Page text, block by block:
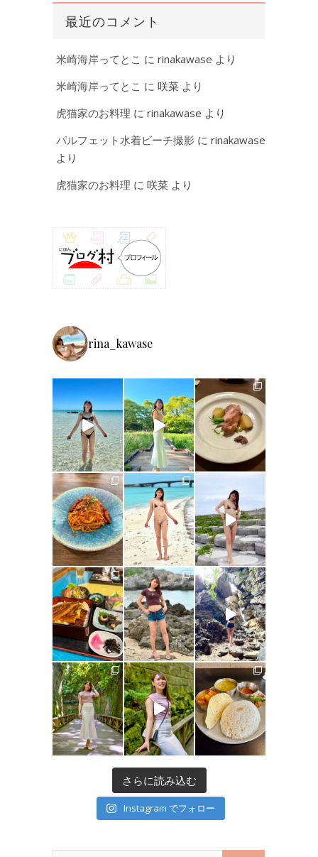
最近のコメント
米崎海岸ってとこ に rinakawase より
米崎海岸ってとこ に 咲菜 より
虎猫家のお料理 に rinakawase より
パルフェット水着ビーチ撮影 に rinakawase
より
虎猫家のお料理 に 咲菜 より
rina_kawase
さらに読み込む
Instagram でフォロー